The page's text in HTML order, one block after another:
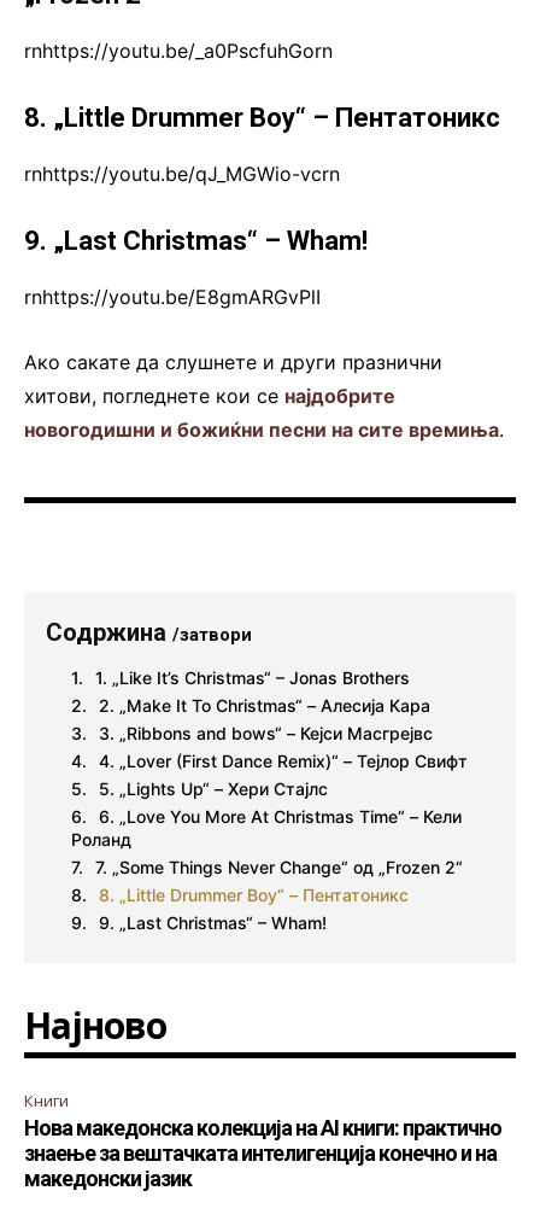
rnhttps://youtu.be/_a0PscfuhGorn
8. „Little Drummer Boy“ – Пентатоникс
rnhttps://youtu.be/qJ_MGWio-vcrn
9. „Last Christmas“ – Wham!
rnhttps://youtu.be/E8gmARGvPlI
Ако сакате да слушнете и други празнични
хитови, погледнете кои се најдобрите
новогодишни и божиќни песни на сите времиња.
Содржина /затвори
1. „Like It’s Christmas“ – Jonas Brothers
2. „Make It To Christmas“ – Алесија Кара
3. „Ribbons and bows“ – Кејси Масгрејвс
4. „Lover (First Dance Remix)“ – Тејлор Свифт
5. „Lights Up“ – Хери Стајлс
6. „Love You More At Christmas Time“ – Кели
Роланд
7. „Some Things Never Change“ од „Frozen 2“
8. „Little Drummer Boy“ – Пентатоникс
9. „Last Christmas“ – Wham!
Најново
Книги
Нова македонска колекција на AI книги: практично
знаење за вештачката интелигенција конечно и на
македонски јазик